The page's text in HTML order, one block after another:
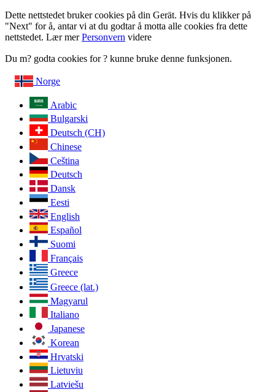
Dette nettstedet bruker cookies på din Gerät. Hvis du klikker på
"Next" for å, antar vi at du godtar å motta alle cookies fra dette
nettstedet. Lær merPersonvern videre
Du m? godta cookies for ? kunne bruke denne funksjonen.
Norge
Arabic
Bulgarski
Deutsch (CH)
Chinese
Ceština
Deutsch
Dansk
Eesti
English
Español
Suomi
Français
Greece
Greece (lat.)
Magyarul
Italiano
Japanese
Korean
Hrvatski
Lietuviu
Latviešu